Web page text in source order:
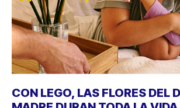
CON LEGO, LAS FLORES DEL